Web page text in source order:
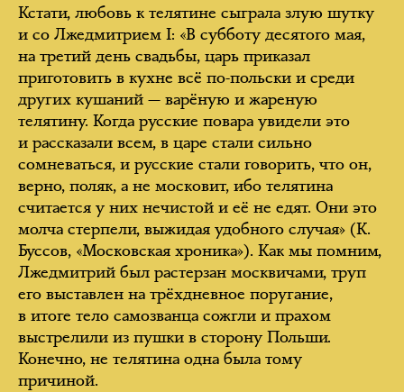
Кстати, любовь к телятине сыграла злую шутку
и со Лжедмитрием I: «В субботу десятого мая,
на третий день свадьбы, царь приказал
приготовить в кухне всё по-польски и среди
других кушаний — варёную и жареную
телятину. Когда русские повара увидели это
и рассказали всем, в царе стали сильно
сомневаться, и русские стали говорить, что он,
верно, поляк, а не московит, ибо телятина
считается у них нечистой и её не едят. Они это
молча стерпели, выжидая удобного случая» (К.
Буссов, «Московская хроника»). Как мы помним,
Лжедмитрий был растерзан москвичами, труп
его выставлен на трёхдневное поругание,
в итоге тело самозванца сожгли и прахом
выстрелили из пушки в сторону Польши.
Конечно, не телятина одна была тому
причиной.